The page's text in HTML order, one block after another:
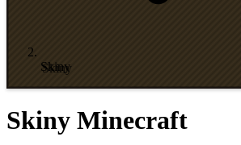
Skiny
Skiny Minecraft